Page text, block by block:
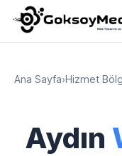
Ana Sayfa›Hizmet
Aydın